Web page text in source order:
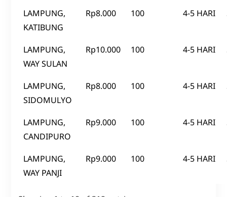
LAMPUNG,
KATIBUNG
Rp8.000 100 4-5 HARI
LAMPUNG,
WAY SULAN
Rp10.000 100 4-5 HARI
LAMPUNG,
SIDOMULYO
Rp8.000 100 4-5 HARI
LAMPUNG,
CANDIPURO
Rp9.000 100 4-5 HARI
LAMPUNG,
WAY PANJI
Rp9.000 100 4-5 HARI